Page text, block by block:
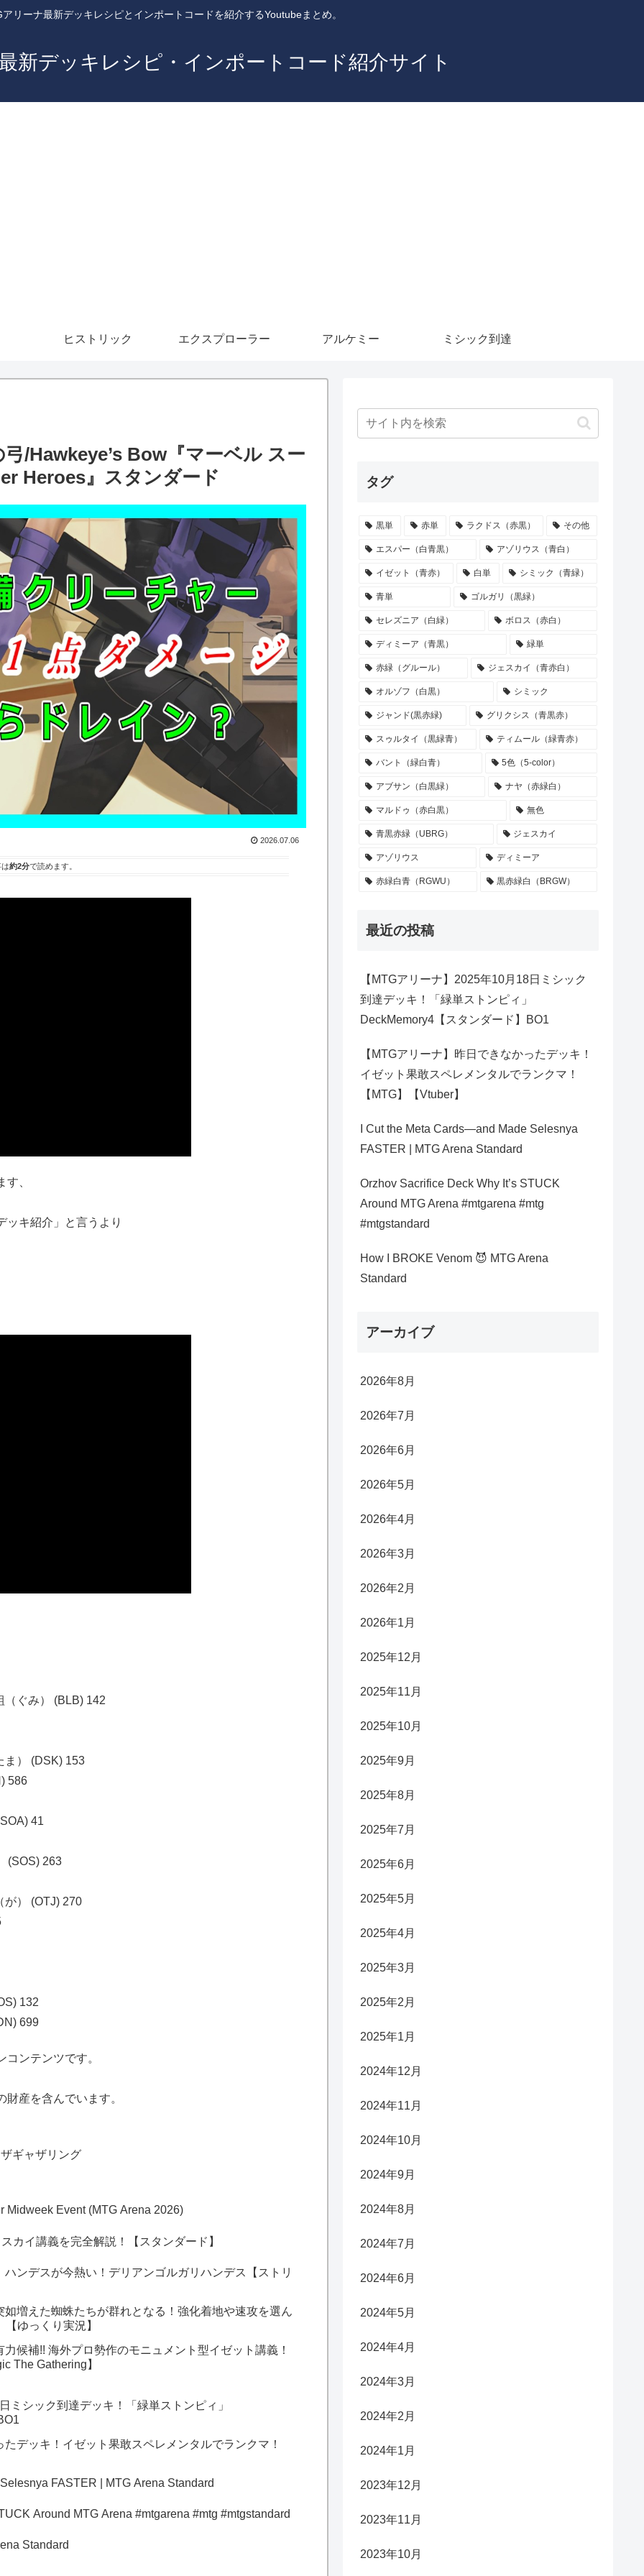
リーナ最新デッキレシピとインポートコードを紹介するYoutubeまとめ。
新デッキレシピ・インポートコード紹介サイト
ヒストリック エクスプローラー アルケミー ミシック到達
/Hawkeye’s Bow『マーベル スー
Heroes』スタンダード
2026.07.06
約2分で読めます。
、
キ紹介」と言うより
（ぐみ） (BLB) 142
ま） (DSK) 153
586
41
(SOS) 263
が） (OTJ) 270
132
699
ンテンツです。
産を含んでいます。
ギャザリング
Midweek Event (MTG Arena 2026)
カイ講義を完全解説！【スタンダード】
ンデスが今熱い！デリアンゴルガリハンデス【ストリ
増えた蜘蛛たちが群れとなる！強化着地や速攻を選ん
ゆっくり実況】
候補!! 海外プロ勢作のモニュメント型イゼット講義！
The Gathering】
ミシック到達デッキ！「緑単ストンピィ」
デッキ！イゼット果敢スペレメンタルでランクマ！
FASTER | MTG Arena Standard
Deck Why It’s STUCK Around MTG Arena #mtgarena #mtg #mtgstandard
Standard
タグ
黒単 赤単 ラクドス（赤黒） その他
エスパー（白青黒） アゾリウス（青白）
イゼット（青赤） 白単 シミック（青緑）
青単 ゴルガリ（黒緑）
セレズニア（白緑） ボロス（赤白）
ディミーア（青黒） 緑単
赤緑（グルール） ジェスカイ（青赤白）
オルゾフ（白黒） シミック
ジャンド(黒赤緑) グリクシス（青黒赤）
スゥルタイ（黒緑青） ティムール（緑青赤）
バント（緑白青） 5色（5-color）
アブサン（白黒緑） ナヤ（赤緑白）
マルドゥ（赤白黒） 無色
青黒赤緑（UBRG） ジェスカイ
アゾリウス ディミーア
赤緑白青（RGWU） 黒赤緑白（BRGW）
最近の投稿
【MTGアリーナ】2025年10月18日ミシック
到達デッキ！「緑単ストンピィ」
DeckMemory4【スタンダード】BO1
【MTGアリーナ】昨日できなかったデッキ！
イゼット果敢スペレメンタルでランクマ！
【MTG】【Vtuber】
I Cut the Meta Cards—and Made Selesnya
FASTER | MTG Arena Standard
Orzhov Sacrifice Deck Why It’s STUCK
Around MTG Arena #mtgarena #mtg
#mtgstandard
How I BROKE Venom 😈 MTG Arena
Standard
アーカイブ
2026年8月
2026年7月
2026年6月
2026年5月
2026年4月
2026年3月
2026年2月
2026年1月
2025年12月
2025年11月
2025年10月
2025年9月
2025年8月
2025年7月
2025年6月
2025年5月
2025年4月
2025年3月
2025年2月
2025年1月
2024年12月
2024年11月
2024年10月
2024年9月
2024年8月
2024年7月
2024年6月
2024年5月
2024年4月
2024年3月
2024年2月
2024年1月
2023年12月
2023年11月
2023年10月